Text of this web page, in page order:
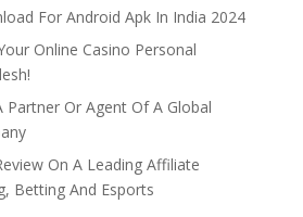
For Android Apk In India 2024
Online Casino Personal
Or Agent Of A Global
On A Leading Affiliate
Betting And Esports